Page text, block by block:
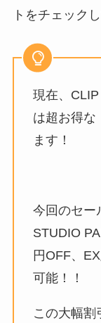
トをチェック
現在、
は超お得な
ます！
今回のセー
STUDIO
円OFF、
可能！！
この大幅割